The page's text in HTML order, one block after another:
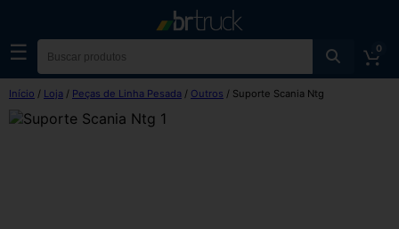
☰ 0
Início / Loja / Peças de Linha Pesada / Outros / Suporte Scania Ntg